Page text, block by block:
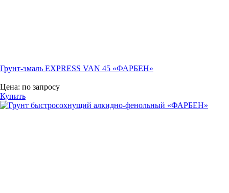
Грунт-эмаль EXPRESS VAN 45 «ФАРБЕН»
Цена: по запросу
Купить